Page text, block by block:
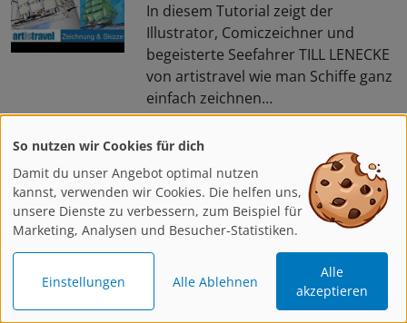
In diesem Tutorial zeigt der
Illustrator, Comiczeichner und
begeisterte Seefahrer TILL LENECKE
von artistravel wie man Schiffe ganz
einfach zeichnen…
Weiterlesen
Brigitte Guhle
Zeichnen und
Skizzieren
Porträt im Halbprofil
zeichnen
So nutzen wir Cookies für dich
Damit du unser Angebot optimal nutzen
kannst, verwenden wir Cookies. Die helfen uns,
unsere Dienste zu verbessern, zum Beispiel für
Marketing, Analysen und Besucher-Statistiken.
Einstellungen Alle Ablehnen
Alle
akzeptieren